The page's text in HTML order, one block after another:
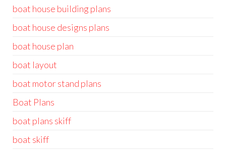
boat house building plans
boat house designs plans
boat house plan
boat layout
boat motor stand plans
Boat Plans
boat plans skiff
boat skiff